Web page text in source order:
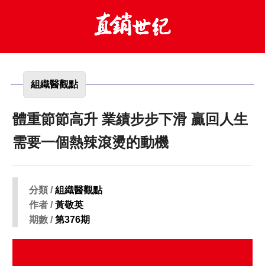
組織醫觀點
體重節節高升 業績步步下滑 贏回人生
需要一個熱辣滾燙的動機
分類 /組織醫觀點
作者 /黃敬英
期數 /第376期